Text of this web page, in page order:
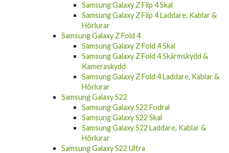
Samsung Galaxy Z Flip 4 Skal
Samsung Galaxy Z Flip 4 Laddare, Kablar &
Hörlurar
Samsung Galaxy Z Fold 4
Samsung Galaxy Z Fold 4 Skal
Samsung Galaxy Z Fold 4 Skärmskydd &
Kameraskydd
Samsung Galaxy Z Fold 4 Laddare, Kablar &
Hörlurar
Samsung Galaxy S22
Samsung Galaxy S22 Fodral
Samsung Galaxy S22 Skal
Samsung Galaxy S22 Laddare, Kablar &
Hörlurar
Samsung Galaxy S22 Ultra